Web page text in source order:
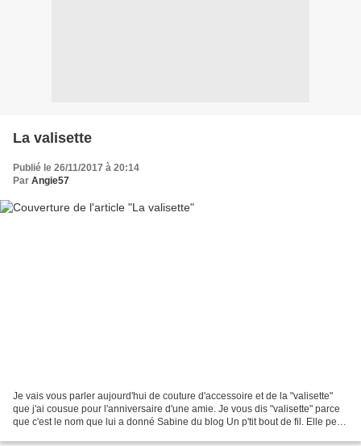
La valisette
Publié le 26/11/2017 à 20:14
Par Angie57
Je vais vous parler aujourd'hui de couture d'accessoire et de la "valisette"
que j'ai cousue pour l'anniversaire d'une amie. Je vous dis "valisette" parce
que c'est le nom que lui a donné Sabine du blog Un p'tit bout de fil. Elle peut